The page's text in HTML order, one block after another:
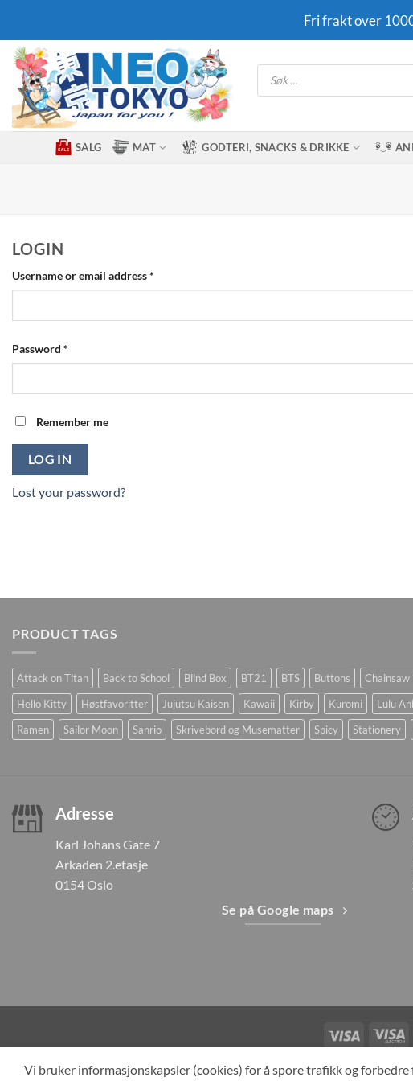
content
Fri frakt over
Products
search
SALG MAT GODTERI, SNACKS & DRIKKE
LOGIN
Username or email address*
Password *
Remember me
LOG IN
Lost your password?
PRODUCT TAGS
Attack on Titan Back to School Blind Box BT21 BTS Buttons Chainsaw
Hello Kitty
Høstfavoritter Jujutsu Kaisen Kawaii Kirby Kuromi Lulu
Ramen
Sailor Moon Sanrio Skrivebord og Musematter Spicy Stationery
Adresse
Karl Johans Gate 7
Arkaden 2.etasje
0154 Oslo
Se på Google maps
Visa
TILBAKEKALLINGER
Vi bruker informasjonskapsler (cookies) for å spore trafikk og